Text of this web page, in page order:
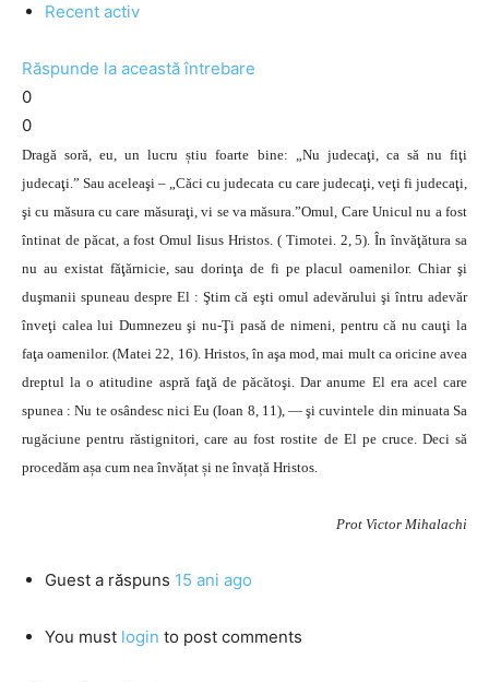
Recent activ
Răspunde la această întrebare
0
0
Dragă soră, eu, un lucru știu foarte bine: „Nu judecaţi, ca să nu fiţi
judecaţi.” Sau aceleaşi – „Căci cu judecata cu care judecaţi, veţi fi judecaţi,
şi cu măsura cu care măsuraţi, vi se va măsura.”Omul, Care Unicul nu a fost
întinat de păcat, a fost Omul Iisus Hristos. ( Timotei. 2, 5). În învăţătura sa
nu au existat făţărnicie, sau dorinţa de fi pe placul oamenilor. Chiar şi
duşmanii spuneau despre El : Ştim că eşti omul adevărului şi întru adevăr
înveţi calea lui Dumnezeu şi nu-Ţi pasă de nimeni, pentru că nu cauţi la
faţa oamenilor. (Matei 22, 16). Hristos, în aşa mod, mai mult ca oricine avea
dreptul la o atitudine aspră faţă de păcătoşi. Dar anume El era acel care
spunea : Nu te osândesc nici Eu (Ioan 8, 11), — şi cuvintele din minuata Sa
rugăciune pentru răstignitori, care au fost rostite de El pe cruce. Deci să
procedăm așa cum nea învățat și ne învață Hristos.
Prot Victor Mihalachi
Guest a răspuns 15 ani ago
You must login to post comments